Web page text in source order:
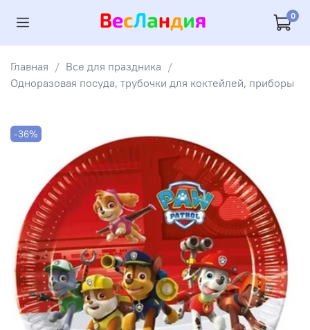
0
Главная
Все для праздника
Одноразовая посуда, трубочки для коктейлей, приборы
-36%